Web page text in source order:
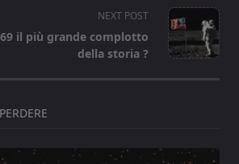
NEXT POST
il più grande complotto
della storia ?